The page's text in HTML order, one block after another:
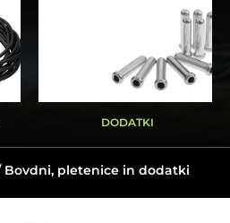
DODATKI
Bovdni, pletenice in dodatki